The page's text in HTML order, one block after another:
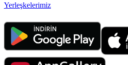
Yerleşkelerimiz